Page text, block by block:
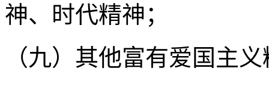
神、时代精神；
（九）其他富有爱国主